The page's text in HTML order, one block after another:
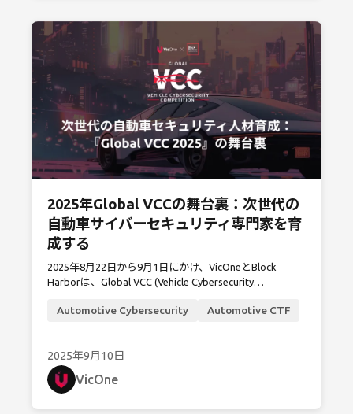
2025年Global VCCの舞台裏：次世代の
自動車サイバーセキュリティ専門家を育
成する
2025年8月22日から9月1日にかけ、VicOneとBlock
Harborは、Global VCC (Vehicle Cybersecurity
し、スキルレベルを問わず、自動車サイバーセキュリテ
Automotive Cybersecurity Automotive CTF
2025年9月10日
VicOne